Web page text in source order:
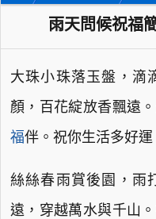
雨天問候祝福
大珠小珠落玉盤，滴
顏，百花綻放香飄遠
福伴。祝你生活多好運
絲絲春雨賞後園，雨
遠，穿越萬水與千山